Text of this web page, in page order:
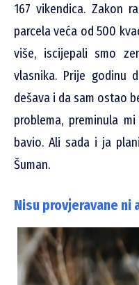
167 vikendica. Zakon
parcela veća od 500
više, iscijepali smo
vlasnika. Prije godinu
dešava i da sam ostao
problema, preminula
bavio. Ali sada i ja
Šuman.
Nisu provjeravane ni